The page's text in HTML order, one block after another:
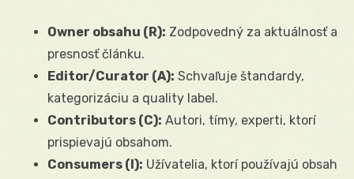
Owner obsahu (R): Zodpovedný za aktuálnosť a
presnosť článku.
Editor/Curator (A): Schvaľuje štandardy,
kategorizáciu a quality label.
Contributors (C): Autori, tímy, experti, ktorí
prispievajú obsahom.
Consumers (I): Užívatelia, ktorí používajú obsah